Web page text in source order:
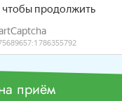
приём